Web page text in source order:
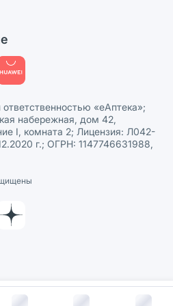
за
персональных данных
«еАптека»;
набережная, дом 42,
I, комната 2; Лицензия: Л042-
г.; ОГРН: 1147746631988,